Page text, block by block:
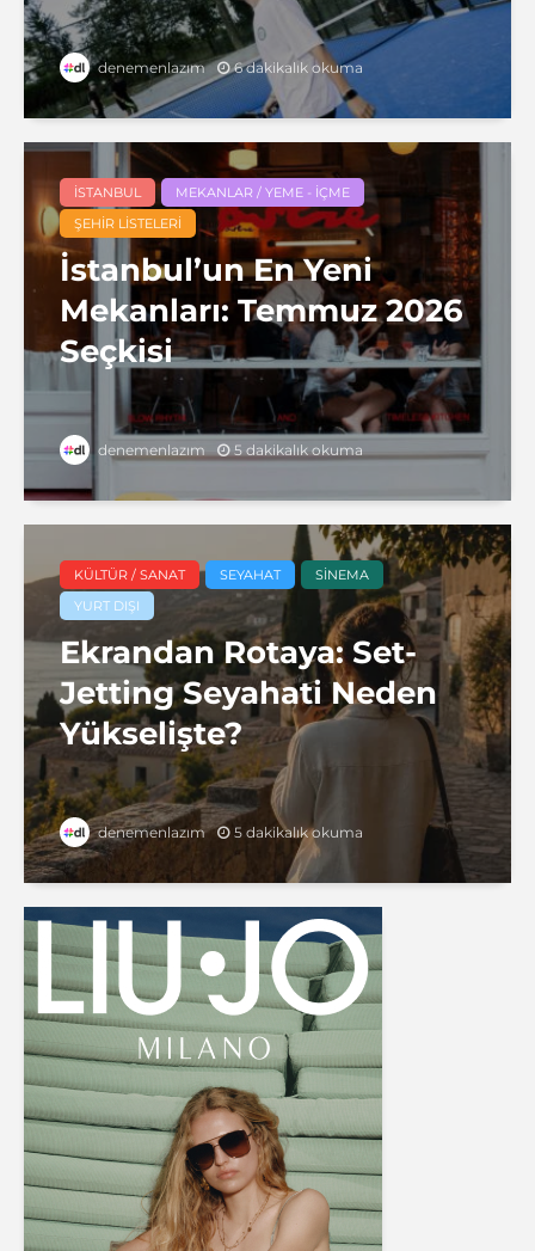
denemenlazım 6 dakikalık okuma
İSTANBUL
MEKANLAR / YEME - İÇME
ŞEHIR LISTELERI
İstanbul’un En Yeni
Mekanları: Temmuz 2026
Seçkisi
denemenlazım 5 dakikalık okuma
KÜLTÜR / SANAT SEYAHAT
SINEMA
YURT DIŞI
Ekrandan Rotaya: Set-
Jetting Seyahati Neden
Yükselişte?
denemenlazım 5 dakikalık okuma